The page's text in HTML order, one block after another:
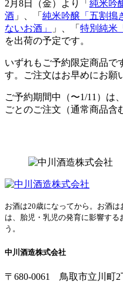
2月8日（金）より「 純米吟
酒 」、「 純米吟醸「五割搗
ないお酒」
」、「 特別純米
を出荷の予定です。
いずれもご予約限定商品で
す。ご注文はお早めにお願
ご予約期間中（〜1/11）は
ごとのご注文（通常商品含
お酒は20歳になってから。お酒
は、胎児・乳児の発育に影響す
う。
中川酒造株式会社
〒680-0061 鳥取市立川町2